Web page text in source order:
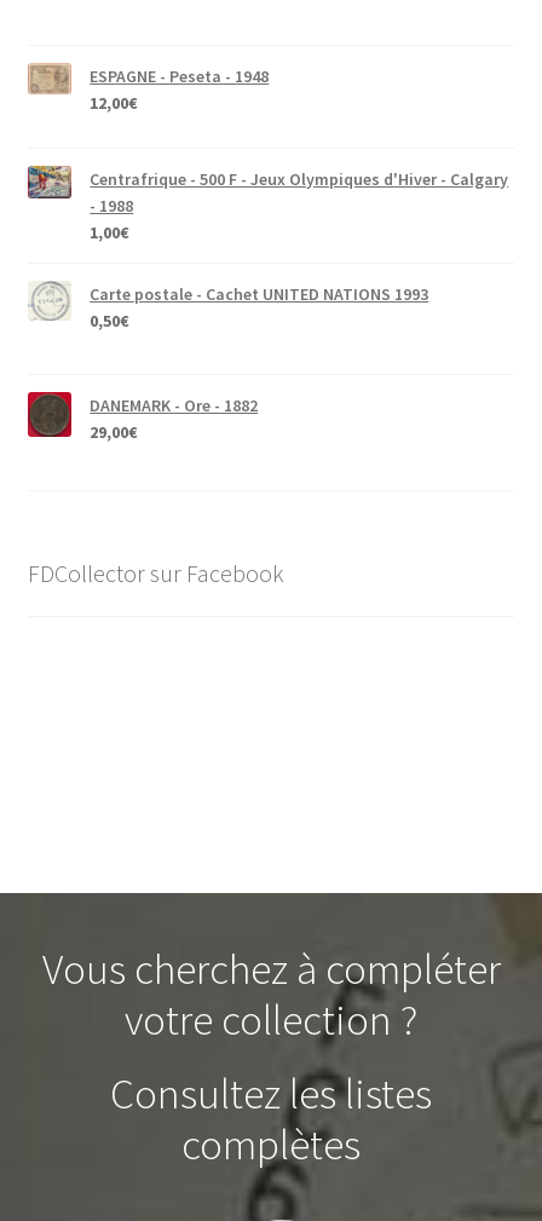
ESPAGNE - Peseta - 1948
12,00€
Centrafrique - 500 F - Jeux Olympiques d'Hiver - Calgary
- 1988
1,00€
Carte postale - Cachet UNITED NATIONS 1993
0,50€
DANEMARK - Ore - 1882
29,00€
FDCollector sur Facebook
Vous cherchez à compléter
votre collection ?
Consultez les listes
complètes